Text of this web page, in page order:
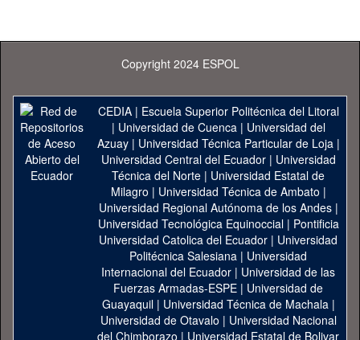
Copyright 2024 ESPOL
CEDIA| Escuela Superior Politécnica del Litoral
| Universidad de Cuenca| Universidad del
Azuay| Universidad Técnica Particular de Loja|
Universidad Central del Ecuador| Universidad
Técnica del Norte | Universidad Estatal de
Milagro | Universidad Técnica de Ambato |
Universidad Regional Autónoma de los Andes|
Universidad Tecnológica Equinoccial| Pontificia
Universidad Catolica del Ecuador | Universidad
Politécnica Salesiana | Universidad
Internacional del Ecuador | Universidad de las
Fuerzas Armadas-ESPE | Universidad de
Guayaquil| Universidad Técnica de Machala|
Universidad de Otavalo | Universidad Nacional
del Chimborazo | Universidad Estatal de Bolivar